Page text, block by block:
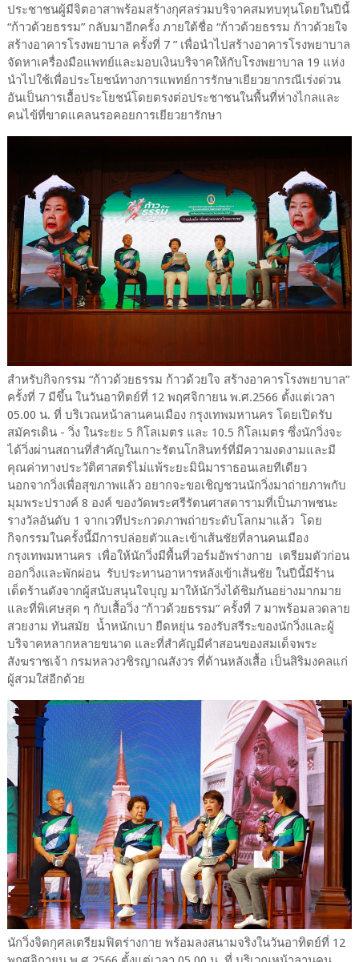
ประชาชนผู้มีจิตอาสาพร้อมสร้างกุศลร่วมบริจาคสมทบทุนโดยในปีนี้
“ก้าวด้วยธรรม” กลับมาอีกครั้ง ภายใต้ชื่อ “ก้าวด้วยธรรม ก้าวด้วยใจ
สร้างอาคารโรงพยาบาล ครั้งที่ 7 ” เพื่อนำไปสร้างอาคารโรงพยาบาล
จัดหาเครื่องมือแพทย์และมอบเงินบริจาคให้กับโรงพยาบาล 19 แห่ง
นำไปใช้เพื่อประโยชน์ทางการแพทย์การรักษาเยียวยากรณีเร่งด่วน
อันเป็นการเอื้อประโยชน์โดยตรงต่อประชาชนในพื้นที่ห่างไกลและ
คนไข้ที่ขาดแคลนรอคอยการเยียวยารักษา
สำหรับกิจกรรม “ก้าวด้วยธรรม ก้าวด้วยใจ สร้างอาคารโรงพยาบาล”
ครั้งที่ 7 มีขึ้น ในวันอาทิตย์ที่ 12 พฤศจิกายน พ.ศ.2566 ตั้งแต่เวลา
05.00 น. ที่ บริเวณหน้าลานคนเมือง กรุงเทพมหานคร โดยเปิดรับ
สมัครเดิน - วิ่ง ในระยะ 5 กิโลเมตร และ 10.5 กิโลเมตร ซึ่งนักวิ่งจะ
ได้วิ่งผ่านสถานที่สำคัญในเกาะรัตนโกสินทร์ที่มีความงดงามและมี
คุณค่าทางประวัติศาสตร์ไม่แพ้ระยะมินิมาราธอนเลยทีเดียว
นอกจากวิ่งเพื่อสุขภาพแล้ว อยากจะขอเชิญชวนนักวิ่งมาถ่ายภาพกับ
มุมพระปรางค์ 8 องค์ ของวัดพระศรีรัตนศาสดารามที่เป็นภาพชนะ
รางวัลอันดับ 1 จากเวทีประกวดภาพถ่ายระดับโลกมาแล้ว โดย
กิจกรรมในครั้งนี้มีการปล่อยตัวและเข้าเส้นชัยที่ลานคนเมือง
กรุงเทพมหานคร เพื่อให้นักวิ่งมีพื้นที่วอร์มอัพร่างกาย เตรียมตัวก่อน
ออกวิ่งและพักผ่อน รับประทานอาหารหลังเข้าเส้นชัย ในปีนี้มีร้าน
เด็ดร้านดังจากผู้สนับสนุนใจบุญ มาให้นักวิ่งได้ชิมกันอย่างมากมาย
และที่พิเศษสุด ๆ กับเสื้อวิ่ง “ก้าวด้วยธรรม” ครั้งที่ 7 มาพร้อมลวดลาย
สวยงาม ทันสมัย น้ำหนักเบา ยืดหยุ่น รองรับสรีระของนักวิ่งและผู้
บริจาคหลากหลายขนาด และที่สำคัญมีคำสอนของสมเด็จพระ
สังฆราชเจ้า กรมหลวงวชิรญาณสังวร ที่ด้านหลังเสื้อ เป็นสิริมงคลแก่
ผู้สวมใส่อีกด้วย
นักวิ่งจิตกุศลเตรียมฟิตร่างกาย พร้อมลงสนามจริงในวันอาทิตย์ที่ 12